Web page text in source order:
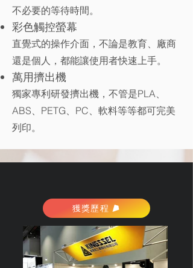
不必要的等待時間。
彩色觸控螢幕
直覺式的操作介面，不論是教育、廠商
還是個人，都能讓使用者快速上手。
萬用擠出機
獨家專利研發擠出機，不管是PLA、
ABS、PETG、PC、軟料等等都可完美
列印。
獲獎歷程